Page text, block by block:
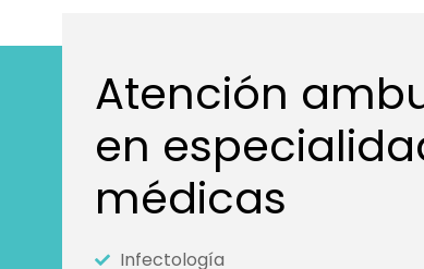
Atención
en
médicas
Infectología